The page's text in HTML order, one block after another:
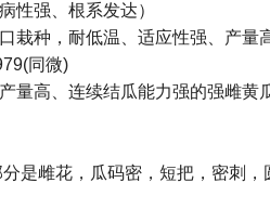
性强、根系发达）
栽种，耐低温、适应性强、产量
同微)
量高、连续结瓜能力强的强雌
是雌花，瓜码密，短把，密刺